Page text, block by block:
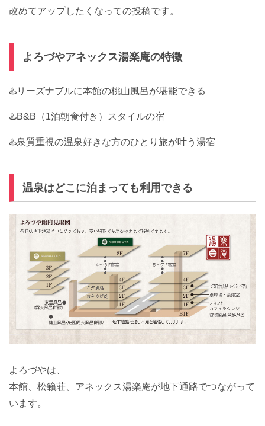
改めてアップしたくなっての投稿です。
よろづやアネックス湯楽庵の特徴
♨️リーズナブルに本館の桃山風呂が堪能できる
♨️B&B（1泊朝食付き）スタイルの宿
♨️泉質重視の温泉好きな方のひとり旅が叶う湯宿
温泉はどこに泊まっても利用できる
よろづやは、
本館、 松籟荘、アネックス湯楽庵が地下通路でつながって
います。